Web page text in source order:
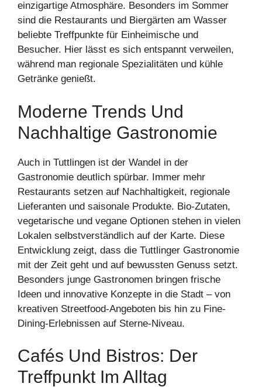
einzigartige Atmosphäre. Besonders im Sommer
sind die Restaurants und Biergärten am Wasser
beliebte Treffpunkte für Einheimische und
Besucher. Hier lässt es sich entspannt verweilen,
während man regionale Spezialitäten und kühle
Getränke genießt.
Moderne Trends Und
Nachhaltige Gastronomie
Auch in Tuttlingen ist der Wandel in der
Gastronomie deutlich spürbar. Immer mehr
Restaurants setzen auf Nachhaltigkeit, regionale
Lieferanten und saisonale Produkte. Bio-Zutaten,
vegetarische und vegane Optionen stehen in vielen
Lokalen selbstverständlich auf der Karte. Diese
Entwicklung zeigt, dass die Tuttlinger Gastronomie
mit der Zeit geht und auf bewussten Genuss setzt.
Besonders junge Gastronomen bringen frische
Ideen und innovative Konzepte in die Stadt – von
kreativen Streetfood-Angeboten bis hin zu Fine-
Dining-Erlebnissen auf Sterne-Niveau.
Cafés Und Bistros: Der
Treffpunkt Im Alltag